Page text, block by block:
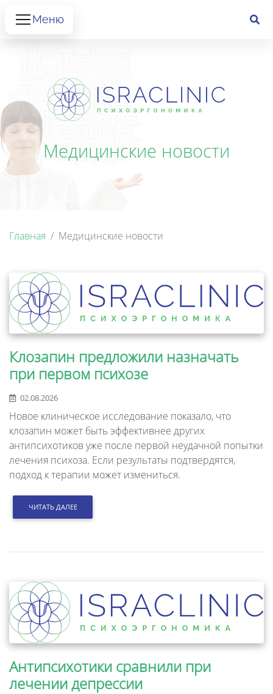
Меню
Медицинские новости
Главная Медицинские новости
Клозапин предложили назначать
при первом психозе
02.08.2026
Новое клиническое исследование показало, что
клозапин может быть эффективнее других
антипсихотиков уже после первой неудачной попытки
лечения психоза. Если результаты подтвердятся,
подход к терапии может измениться.
ЧИТАТЬ ДАЛЕЕ
Антипсихотики сравнили при
лечении депрессии